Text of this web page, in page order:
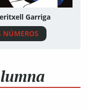
Garriga
NÚMEROS